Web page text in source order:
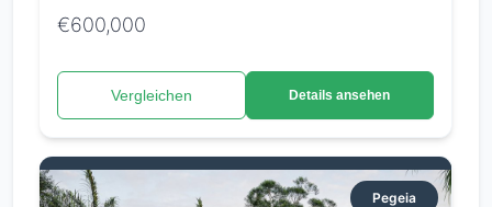
€600,000
Vergleichen Details ansehen
Pegeia